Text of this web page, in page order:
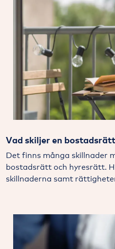
Vad skiljer en
Det finns många skillnader
bostadsrätt och hyresrätt.
skillnaderna samt